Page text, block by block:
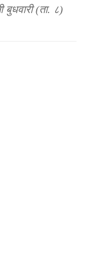
बुधवारी (ता. ८)